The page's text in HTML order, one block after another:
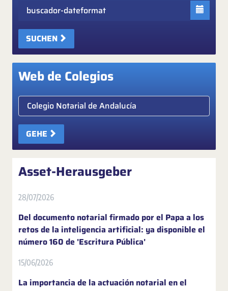
Fecha
SUCHEN
Web de Colegios
Elige colegio notarial
GEHE
Asset-Herausgeber
28/07/2026
Del documento notarial firmado por el Papa a los
retos de la inteligencia artificial: ya disponible el
número 160 de 'Escritura Pública'
15/06/2026
La importancia de la actuación notarial en el